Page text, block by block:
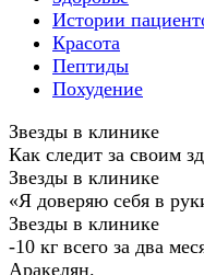
Истории
Красота
Пептиды
Похудение
Звезды в клинике
Как следит за своим
Звезды в клинике
«Я доверяю себя в
Звезды в клинике
-10 кг всего за два
Аракелян.